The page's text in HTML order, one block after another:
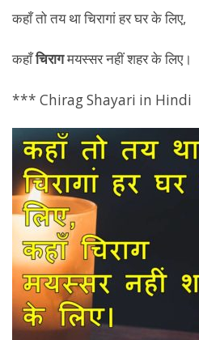
कहाँ तो तय था चिरागां हर घर के लिए,
कहाँचिरागमयस्सर नहीं शहर के लिए।
*** Chirag Shayari in Hindi